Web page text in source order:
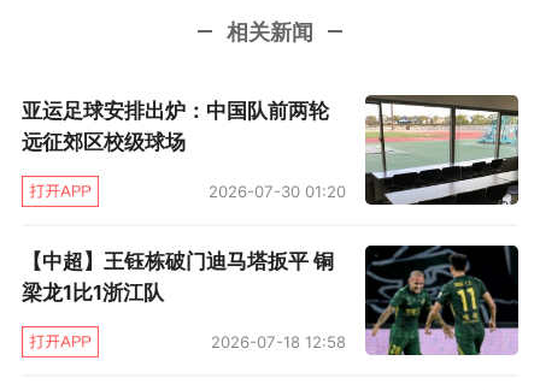
指，也从未入选过最佳阵容第一阵，但他依然荣
誉等身。10次全明星，6次最佳阵容，1次得分
王，1次进入MVP票选前三，他的NBA常规赛生
涯总得分达到28289分，排名历史第9，现役只
有勒布朗·詹姆斯排在安东尼之前。另外安东尼还
是NBA75大球星的一员，这也意味着他在退役5
相关新闻
亚运足球安排出炉：中国队前两轮
远征郊区校级球场
2026-07-30 01:20
【中超】王钰栋破门迪马塔扳平 铜
梁龙1比1浙江队
2026-07-18 12:58